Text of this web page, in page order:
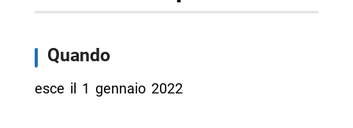
Quando
esce il 1 gennaio 2022